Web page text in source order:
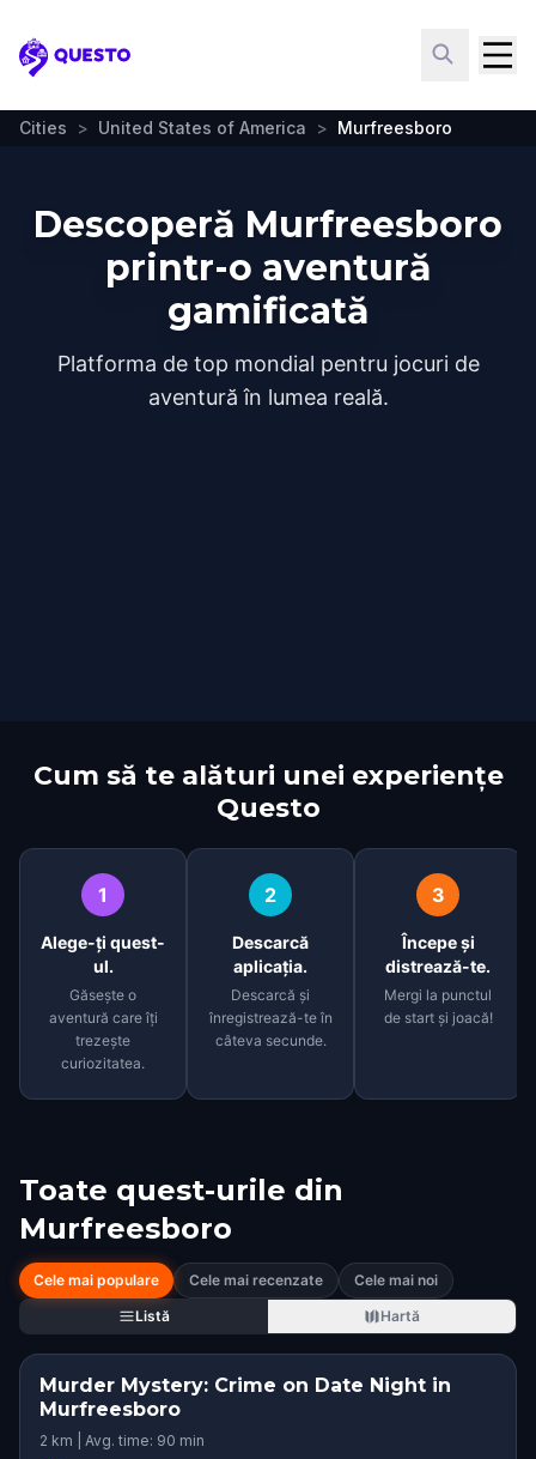
Questo
Cities > United States of America > Murfreesboro
Descoperă Murfreesboro
printr-o aventură
gamificată
Platforma de top mondial pentru jocuri de
aventură în lumea reală.
Cum să te alături unei experiențe
Questo
1
Alege-ți quest-
ul.
Găsește o
aventură care îți
trezește
curiozitatea.
2
Descarcă
aplicația.
Descarcă și
înregistrează-te în
câteva secunde.
3
Începe și
distrează-te.
Mergi la punctul
de start și joacă!
Toate quest-urile din
Murfreesboro
Cele mai populare Cele mai recenzate
Cele mai noi
Listă
Hartă
Murder Mystery: Crime on Date Night in
Murfreesboro
2 km | Avg. time: 90 min